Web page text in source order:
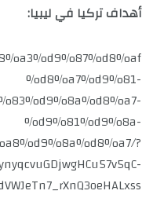
أهداف تركيا في ليبيا:
%d8%a7%d9%81-
%d9%81%d9%8a-
?